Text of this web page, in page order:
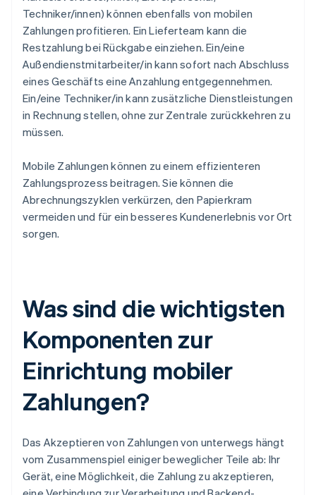
Techniker/innen) können ebenfalls von mobilen
Zahlungen profitieren. Ein Lieferteam kann die
Restzahlung bei Rückgabe einziehen. Ein/eine
Außendienstmitarbeiter/in kann sofort nach Abschluss
eines Geschäfts eine Anzahlung entgegennehmen.
Ein/eine Techniker/in kann zusätzliche Dienstleistungen
in Rechnung stellen, ohne zur Zentrale zurückkehren zu
müssen.
Mobile Zahlungen können zu einem effizienteren
Zahlungsprozess beitragen. Sie können die
Abrechnungszyklen verkürzen, den Papierkram
vermeiden und für ein besseres Kundenerlebnis vor Ort
sorgen.
Was sind die wichtigsten
Komponenten zur
Einrichtung mobiler
Zahlungen?
Das Akzeptieren von Zahlungen von unterwegs hängt
vom Zusammenspiel einiger beweglicher Teile ab: Ihr
Gerät, eine Möglichkeit, die Zahlung zu akzeptieren,